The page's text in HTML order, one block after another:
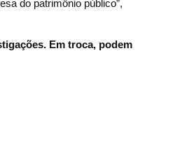
do patrimônio público”,
Em troca, podem